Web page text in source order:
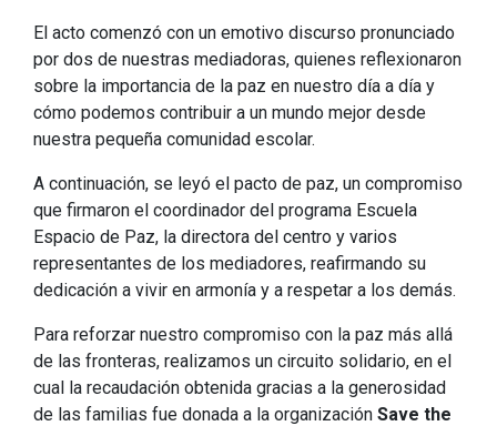
El acto comenzó con un emotivo discurso pronunciado
por dos de nuestras mediadoras, quienes reflexionaron
sobre la importancia de la paz en nuestro día a día y
cómo podemos contribuir a un mundo mejor desde
nuestra pequeña comunidad escolar.
A continuación, se leyó el pacto de paz, un compromiso
que firmaron el coordinador del programa Escuela
Espacio de Paz, la directora del centro y varios
representantes de los mediadores, reafirmando su
dedicación a vivir en armonía y a respetar a los demás.
Para reforzar nuestro compromiso con la paz más allá
de las fronteras, realizamos un circuito solidario, en el
cual la recaudación obtenida gracias a la generosidad
de las familias fue donada a la organización Save the